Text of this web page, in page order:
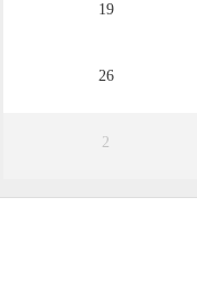
19
26
2